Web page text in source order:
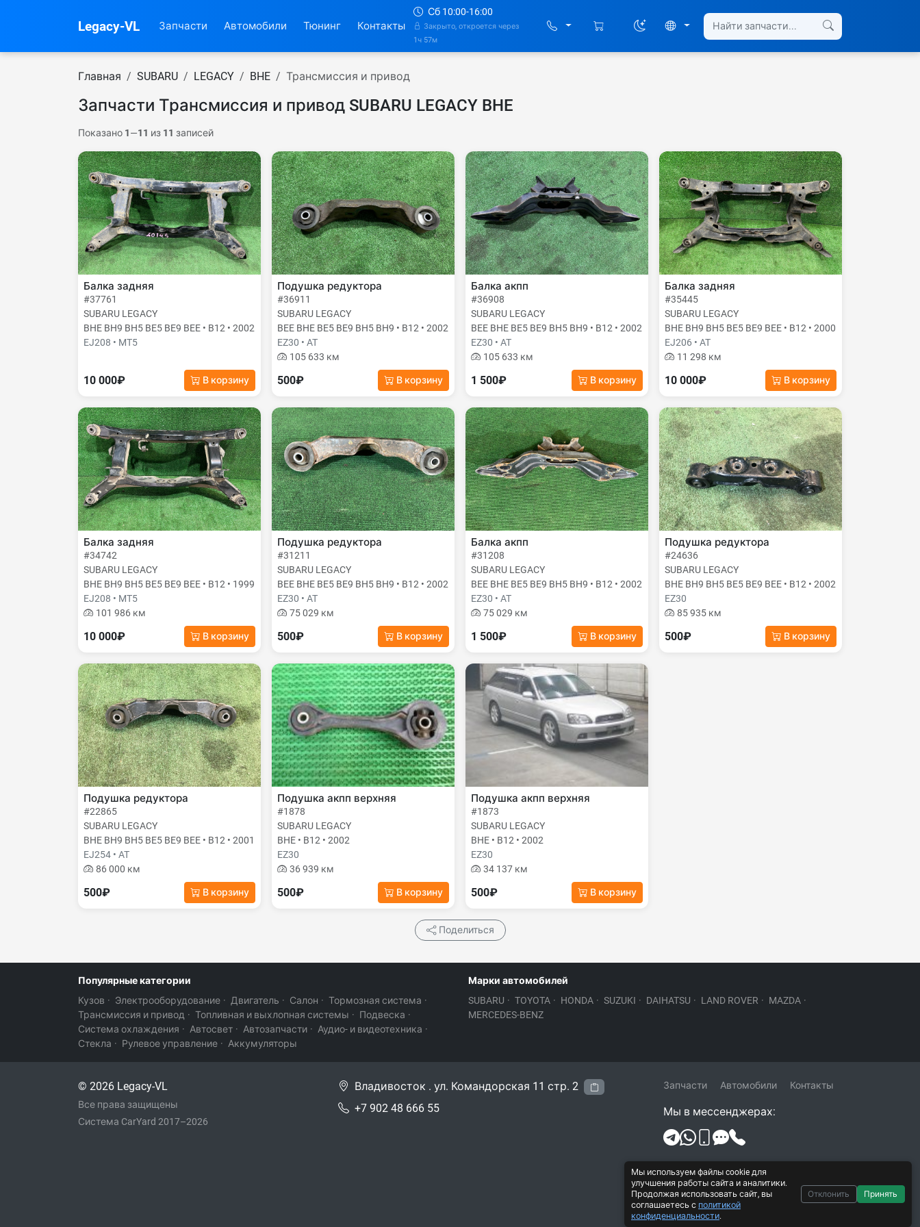
Legacy-VL Запчасти Автомобили Тюнинг Контакты
Сб 10:00-16:00
Закрыто, откроется через
1ч 57м
Главная SUBARU LEGACY BHE Трансмиссия и привод
Запчасти Трансмиссия и привод SUBARU LEGACY BHE
Показано 1—11 из 11 записей
Балка задняя
#37761
SUBARU LEGACY
BHE BH9 BH5 BE5 BE9 BEE • B12 • 2002
EJ208 • MT5
10 000₽ В корзину
Подушка редуктора
#36911
SUBARU LEGACY
BEE BHE BE5 BE9 BH5 BH9 • B12 • 2002
EZ30 • AT
105 633 км
500₽ В корзину
Балка акпп
#36908
SUBARU LEGACY
BEE BHE BE5 BE9 BH5 BH9 • B12 • 2002
EZ30 • AT
105 633 км
1 500₽ В корзину
Балка задняя
#35445
SUBARU LEGACY
BHE BH9 BH5 BE5 BE9 BEE • B12 • 2000
EJ206 • AT
11 298 км
10 000₽ В корзину
Балка задняя
#34742
SUBARU LEGACY
BHE BH9 BH5 BE5 BE9 BEE • B12 • 1999
EJ208 • MT5
101 986 км
10 000₽ В корзину
Подушка редуктора
#31211
SUBARU LEGACY
BEE BHE BE5 BE9 BH5 BH9 • B12 • 2002
EZ30 • AT
75 029 км
500₽ В корзину
Балка акпп
#31208
SUBARU LEGACY
BEE BHE BE5 BE9 BH5 BH9 • B12 • 2002
EZ30 • AT
75 029 км
1 500₽ В корзину
Подушка редуктора
#24636
SUBARU LEGACY
BHE BH9 BH5 BE5 BE9 BEE • B12 • 2002
EZ30
85 935 км
500₽ В корзину
Подушка редуктора
#22865
SUBARU LEGACY
BHE BH9 BH5 BE5 BE9 BEE • B12 • 2001
EJ254 • AT
86 000 км
500₽ В корзину
Подушка акпп верхняя
#1878
SUBARU LEGACY
BHE • B12 • 2002
EZ30
36 939 км
500₽ В корзину
Подушка акпп верхняя
#1873
SUBARU LEGACY
BHE • B12 • 2002
EZ30
34 137 км
500₽ В корзину
Поделиться
Популярные категории
Кузов · Электрооборудование · Двигатель · Салон · Тормозная система ·
Трансмиссия и привод · Топливная и выхлопная системы · Подвеска ·
Система охлаждения · Автосвет · Автозапчасти · Аудио- и видеотехника ·
Стекла · Рулевое управление · Аккумуляторы
Марки автомобилей
SUBARU · TOYOTA · HONDA · SUZUKI · DAIHATSU · LAND ROVER · MAZDA ·
MERCEDES-BENZ
© 2026 Legacy-VL
Все права защищены
Система CarYard 2017–2026
Владивосток . ул. Командорская 11 стр. 2
+7 902 48 666 55
Запчасти Автомобили Контакты
Мы в мессенджерах:
Политика конфиденциальности и
обработки персональных данных
Согласие на обработку персональных
данных
Мы используем файлы cookie для
улучшения работы сайта и аналитики.
Продолжая использовать сайт, вы
соглашаетесь с политикой
конфиденциальности.
Отклонить Принять